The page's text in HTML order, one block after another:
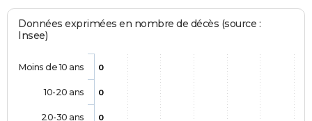
Données exprimées en nombre de décès (source :
Insee)
0
0
0
Moins de 10 ans
10-20 ans
20-30 ans